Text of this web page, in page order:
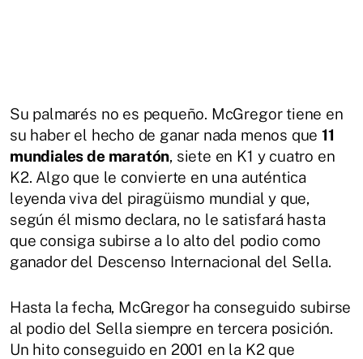
Su palmarés no es pequeño. McGregor tiene en
su haber el hecho de ganar nada menos que11
mundiales de maratón, siete en K1 y cuatro en
K2. Algo que le convierte en una auténtica
leyenda viva del piragüismo mundial y que,
según él mismo declara, no le satisfará hasta
que consiga subirse a lo alto del podio como
ganador del Descenso Internacional del Sella.
Hasta la fecha, McGregor ha conseguido subirse
al podio del Sella siempre en tercera posición.
Un hito conseguido en 2001 en la K2 que